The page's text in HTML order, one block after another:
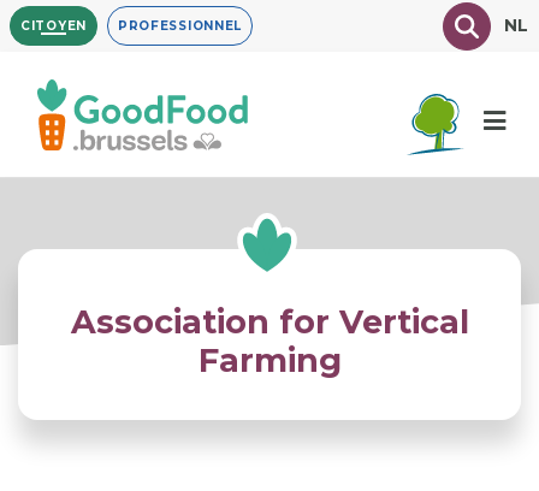
Aller
au
contenu
principal
CITOYEN PROFESSIONNEL TexteNL
Association for Vertical
Farming